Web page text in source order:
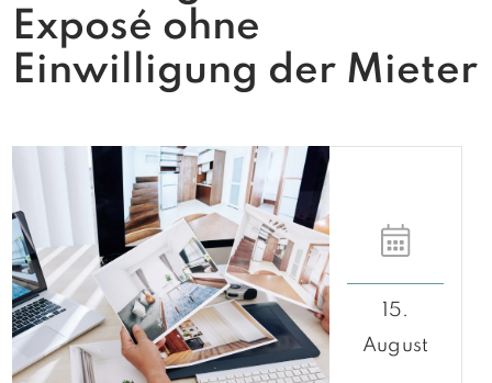
Exposé ohne
Einwilligung der Mieter
15.
August